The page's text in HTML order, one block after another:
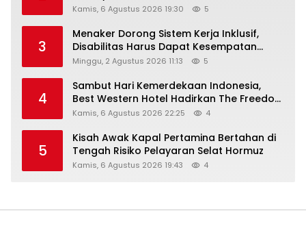
Kamis, 6 Agustus 2026 19:30 5
3
Menaker Dorong Sistem Kerja Inklusif,
Disabilitas Harus Dapat Kesempatan
Setara
Minggu, 2 Agustus 2026 11:13 5
4
Sambut Hari Kemerdekaan Indonesia,
Best Western Hotel Hadirkan The Freedom
Stay Diskon Hingga 45%
Kamis, 6 Agustus 2026 22:25 4
5
Kisah Awak Kapal Pertamina Bertahan di
Tengah Risiko Pelayaran Selat Hormuz
Kamis, 6 Agustus 2026 19:43 4